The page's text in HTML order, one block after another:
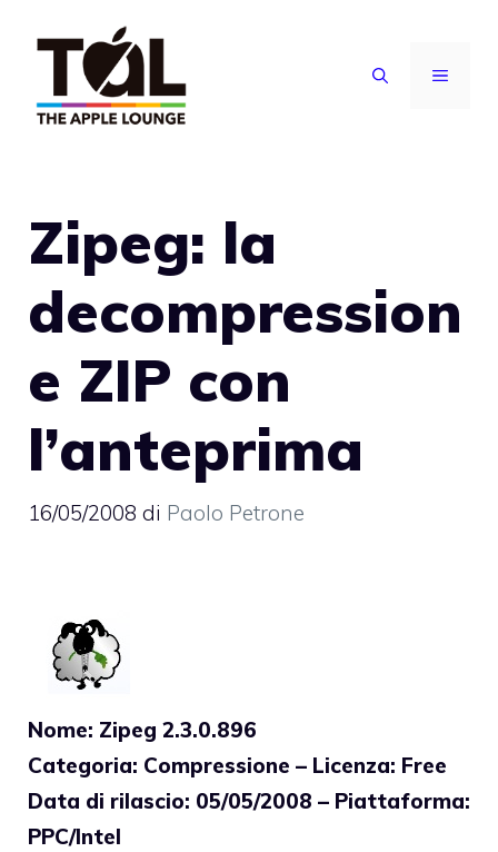
contenuto
MENU
Zipeg: la
decompression
e ZIP con
l’anteprima
16/05/2008 di Paolo Petrone
Nome: Zipeg 2.3.0.896
Categoria: Compressione – Licenza: Free
Data di rilascio: 05/05/2008 – Piattaforma:
PPC/Intel